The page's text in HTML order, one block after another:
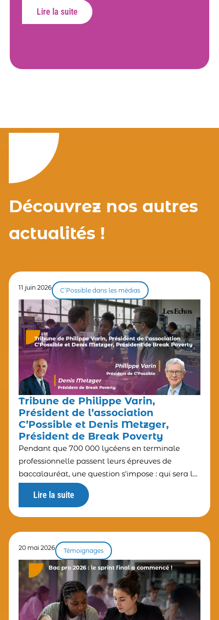
Lire la suite
Découvrez nos autres
actualités !
11 juin 2026 C’Possible dans les médias
Tribune de Philippe Varin,
Président de l’association
C’Possible et Denis Metzger,
Président de Break Poverty
Pendant que 700 000 lycéens en terminale
professionnelle passent leurs épreuves de
baccalauréat, une question s'impose : qui sera là
pour eux à la sortie ? Et cette question pose celle
de la responsabilité éducative
Lire la suite
20 mai 2026 Témoignages